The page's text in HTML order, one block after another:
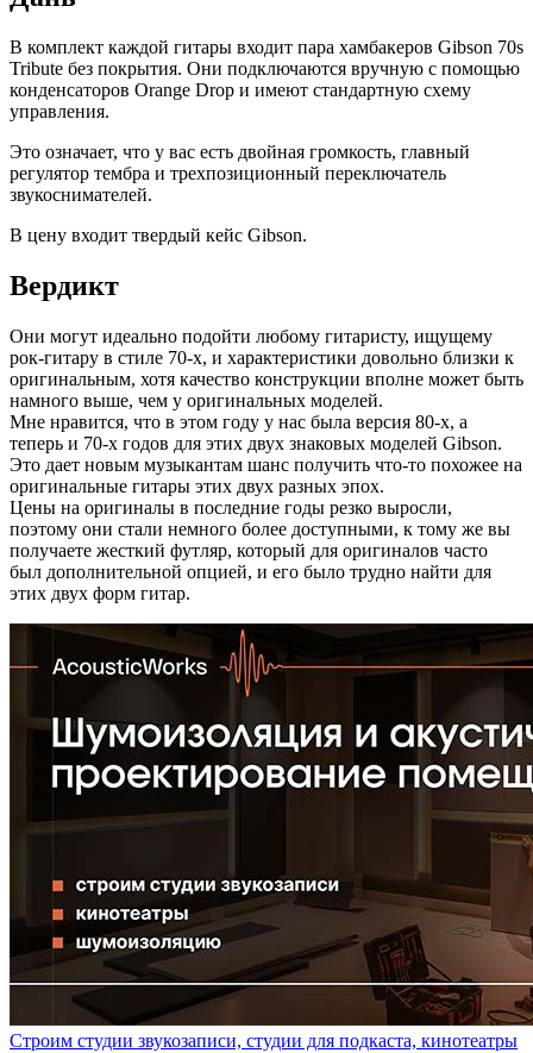
В комплект каждой гитары входит пара хамбакеров Gibson 70s
Tribute без покрытия. Они подключаются вручную с помощью
конденсаторов Orange Drop и имеют стандартную схему
управления.
Это означает, что у вас есть двойная громкость, главный
регулятор тембра и трехпозиционный переключатель
звукоснимателей.
В цену входит твердый кейс Gibson.
Вердикт
Они могут идеально подойти любому гитаристу, ищущему
рок-гитару в стиле 70-х, и характеристики довольно близки к
оригинальным, хотя качество конструкции вполне может быть
намного выше, чем у оригинальных моделей.
Мне нравится, что в этом году у нас была версия 80-х, а
теперь и 70-х годов для этих двух знаковых моделей Gibson.
Это дает новым музыкантам шанс получить что-то похожее на
оригинальные гитары этих двух разных эпох.
Цены на оригиналы в последние годы резко выросли,
поэтому они стали немного более доступными, к тому же вы
получаете жесткий футляр, который для оригиналов часто
был дополнительной опцией, и его было трудно найти для
этих двух форм гитар.
Строим студии звукозаписи, студии для подкаста, кинотеатры